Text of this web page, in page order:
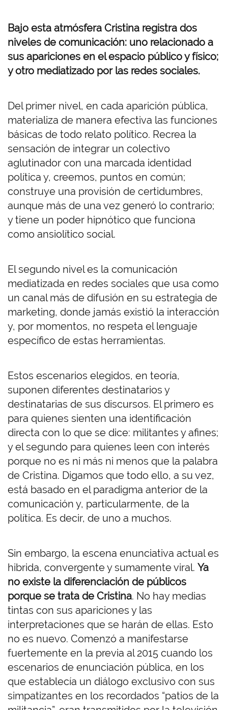
Bajo esta atmósfera Cristina registra dos
niveles de comunicación: uno relacionado a
sus apariciones en el espacio público y físico;
y otro mediatizado por las redes sociales.
Del primer nivel, en cada aparición pública,
materializa de manera efectiva las funciones
básicas de todo relato político. Recrea la
sensación de integrar un colectivo
aglutinador con una marcada identidad
política y, creemos, puntos en común;
construye una provisión de certidumbres,
aunque más de una vez generó lo contrario;
y tiene un poder hipnótico que funciona
como ansiolítico social.
El segundo nivel es la comunicación
mediatizada en redes sociales que usa como
un canal más de difusión en su estrategia de
marketing, donde jamás existió la interacción
y, por momentos, no respeta el lenguaje
específico de estas herramientas.
Estos escenarios elegidos, en teoría,
suponen diferentes destinatarios y
destinatarias de sus discursos. El primero es
para quienes sienten una identificación
directa con lo que se dice: militantes y afines;
y el segundo para quienes leen con interés
porque no es ni más ni menos que la palabra
de Cristina. Digamos que todo ello, a su vez,
está basado en el paradigma anterior de la
comunicación y, particularmente, de la
política. Es decir, de uno a muchos.
Sin embargo, la escena enunciativa actual es
hibrida, convergente y sumamente viral. Ya
no existe la diferenciación de públicos
porque se trata de Cristina. No hay medias
tintas con sus apariciones y las
interpretaciones que se harán de ellas. Esto
no es nuevo. Comenzó a manifestarse
fuertemente en la previa al 2015 cuando los
escenarios de enunciación pública, en los
que establecía un diálogo exclusivo con sus
simpatizantes en los recordados “patios de la